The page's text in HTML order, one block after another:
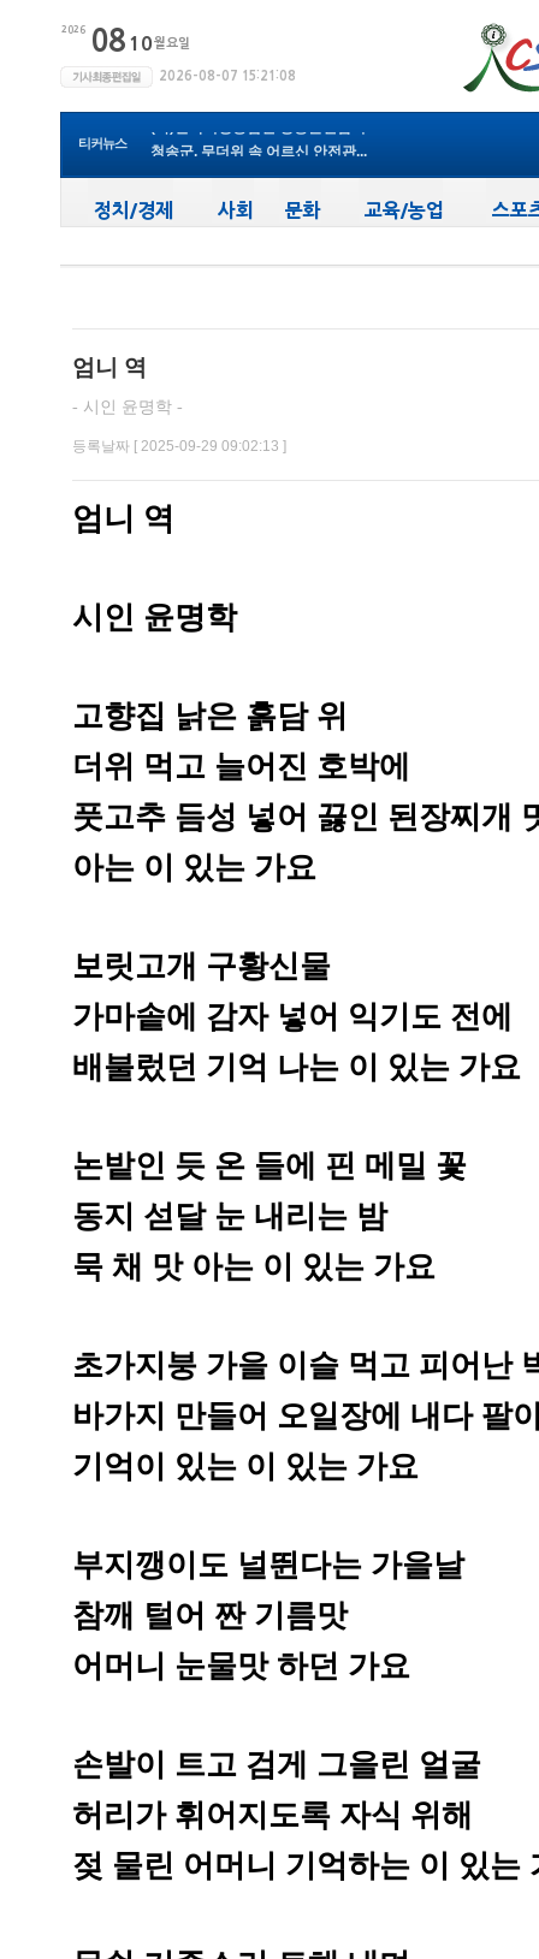
티커뉴스
청송군, ‘지방세입 체납관리단’...
청송군 청소년방과후아카데미, 가...
청송군, 무더위 속 어르신 안전관...
새마을문고청송군지부, 슬라이드...
청송군보건의료원, 비뇨의학과 진...
엄니 역
- 시인 윤명학 -
등록날짜 [ 2025-09-29 09:02:13 ]
엄니 역
시인 윤명학
고향집 낡은 흙담 위
더위 먹고 늘어진 호박에
풋고추 듬성 넣어 끓인 된장찌개
아는 이 있는 가요
보릿고개 구황신물
가마솥에 감자 넣어 익기도 전에
배불렀던 기억 나는 이 있는 가요
논밭인 듯 온 들에 핀 메밀 꽃
동지 섣달 눈 내리는 밤
묵 채 맛 아는 이 있는 가요
초가지붕 가을 이슬 먹고 피어난
바가지 만들어 오일장에 내다 팔
기억이 있는 이 있는 가요
부지깽이도 널뛴다는 가을날
참깨 털어 짠 기름맛
어머니 눈물맛 하던 가요
손발이 트고 검게 그을린 얼굴
허리가 휘어지도록 자식 위해
젖 물린 어머니 기억하는 이 있는